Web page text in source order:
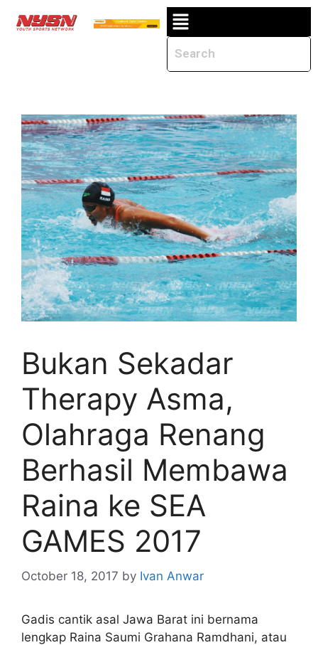
Bukan Sekadar
Therapy Asma,
Olahraga Renang
Berhasil Membawa
Raina ke SEA
GAMES 2017
October 18, 2017 by Ivan Anwar
Gadis cantik asal Jawa Barat ini bernama
lengkap Raina Saumi Grahana Ramdhani, atau